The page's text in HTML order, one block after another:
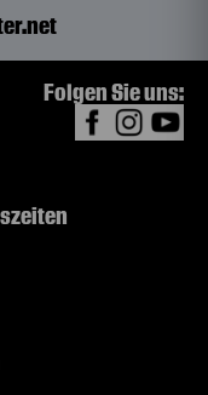
Folgen Sie uns: